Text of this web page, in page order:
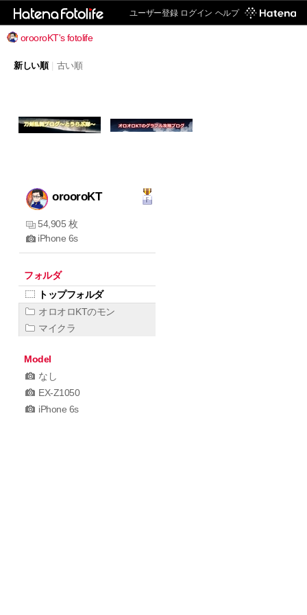
ユーザー登録 ログイン ヘルプ
orooroKT's fotolife
新しい順 古い順
orooroKT
54,905 枚
iPhone 6s
フォルダ
トップフォルダ
オロオロKTのモン
マイクラ
Model
なし
EX-Z1050
iPhone 6s